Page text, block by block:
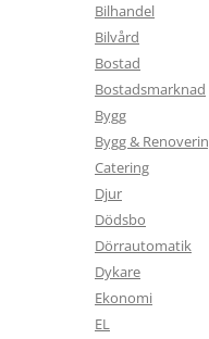
Bilhandel
Bilvård
Bostad
Bostadsmarknad
Bygg
Bygg &
Catering
Djur
Dödsbo
Dörrautomatik
Dykare
Ekonomi
EL